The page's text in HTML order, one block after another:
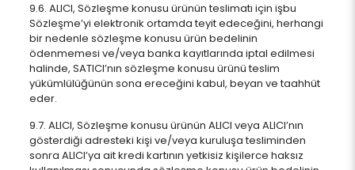
9.6. ALICI, Sözleşme konusu ürünün teslimatı için işbu
Sözleşme’yi elektronik ortamda teyit edeceğini, herhangi
bir nedenle sözleşme konusu ürün bedelinin
ödenmemesi ve/veya banka kayıtlarında iptal edilmesi
halinde, SATICI’nın sözleşme konusu ürünü teslim
yükümlülüğünün sona ereceğini kabul, beyan ve taahhüt
eder.
9.7. ALICI, Sözleşme konusu ürünün ALICI veya ALICI’nın
gösterdiği adresteki kişi ve/veya kuruluşa tesliminden
sonra ALICI’ya ait kredi kartının yetkisiz kişilerce haksız